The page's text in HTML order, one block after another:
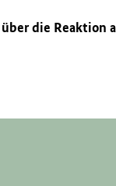
die Reaktion